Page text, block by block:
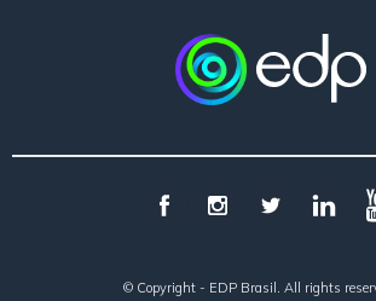
© Copyright - EDP Brasil. All rights